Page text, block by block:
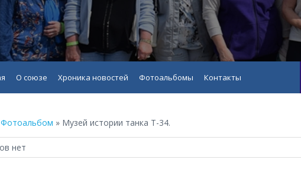
О союзе Хроника новостей Фотоальбомы Контакты
Фотоальбом » Музей истории танка Т-34.
нет